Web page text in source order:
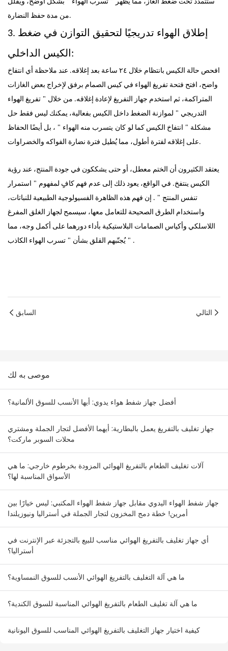
ستتمدد تحت ضغط الغاز، مما يُظهر
تسرب الهواء
بشكل أوضح، ويُقلّل
من مدة حفظ النضارة.
3. إطلاق الهواء تدريجيًا لتحقيق التوازن في ضغط
الكيس الداخلي:
افحص حالة الكيس بانتظام خلال ٢٤ ساعة بعد إغلاقه. عند ملاحظة أي انتفاخ
واضح، افتح فتحة تفريغ الهواء في كيس الصمام برفق لإخراج بعض الغازات
المتراكمة، ثم استخدم جهاز التفريغ لإعادة إغلاقه. من خلال " تفريغ الهواء
التدريجي " لموازنة الضغط داخل الكيس بفعالية، يمكنك ليس فقط حل
مشكلة " انتفاخ الكيس كما لو كان يتسرب منه الهواء " ، بل أيضًا الحفاظ
على إغلاقه لفترة أطول، مما يُطيل فترة نضارة الفواكه والخضراوات.
يعتقد الكثيرون أن الختم معطل، أو حتى يشككون في جودة المنتج، عند رؤية
الكيس ينتفخ. في الواقع، يعود ذلك إلى عدم فهم كافٍ لمفهوم " استمرار
تنفس المنتج " . إن فهم هذه الظاهرة الفسيولوجية الطبيعية للنباتات،
واستخدام الطرق الصحيحة للتعامل معها، سيسمح لجهاز الغلق المفرغ
اللاسلكي وأكياس الصمامات البلاستيكية بأداء دورهما على أكمل وجه، مما
يُجنّبهم القلق بشأن " تسرب الهواء الكاذب " .
السابق التالي
موصى به لك
أفضل جهاز شفط هواء يدوي: أيها الأنسب للسوق الألمانية؟
جهاز تغليف بالتفريغ يعمل بالبطارية: أيهما الأفضل لتجار الجملة ومشتري
محلات السوبر ماركت؟
آلات تغليف الطعام بالتفريغ الهوائي المزودة بخرطوم خارجي: ما هي
الأسواق المناسبة لها؟
جهاز شفط الهواء اليدوي مقابل جهاز شفط الهواء المكتبي: ليس خيارًا بين
أمرين! خطة دمج المخزون لتجار الجملة في أستراليا ونيوزيلندا
أي جهاز تغليف بالتفريغ الهوائي مناسب للبيع بالتجزئة عبر الإنترنت في
أستراليا؟
ما هي آلة التغليف بالتفريغ الهوائي الأنسب للسوق النمساوية؟
ما هي آلة تغليف الطعام بالتفريغ الهوائي المناسبة للسوق الكندية؟
كيفية اختيار جهاز التغليف بالتفريغ الهوائي المناسب للسوق اليونانية